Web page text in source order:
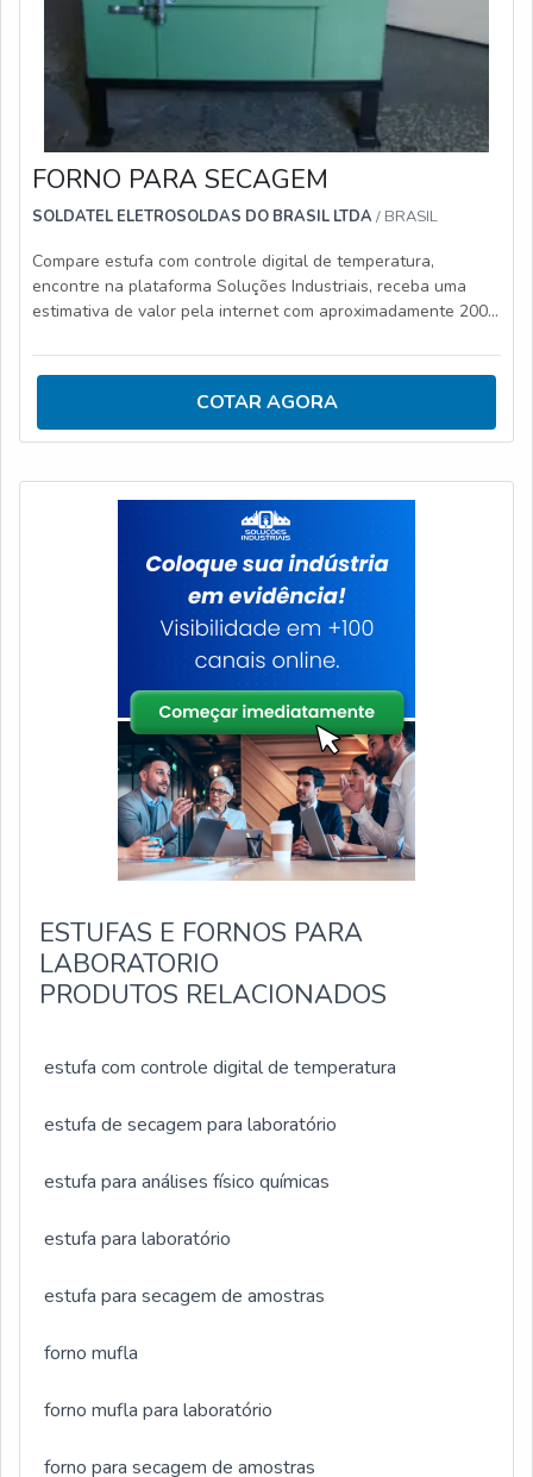
FORNO PARA SECAGEM
SOLDATEL ELETROSOLDAS DO BRASIL LTDA / BRASIL
Compare estufa com controle digital de temperatura,
encontre na plataforma Soluções Industriais, receba uma
estimativa de valor pela internet com aproximadamente 200
COTAR AGORA
ESTUFAS E FORNOS PARA
LABORATORIO
PRODUTOS RELACIONADOS
estufa com controle digital de temperatura
estufa de secagem para laboratório
estufa para análises físico químicas
estufa para laboratório
estufa para secagem de amostras
forno mufla
forno mufla para laboratório
forno para secagem de amostras